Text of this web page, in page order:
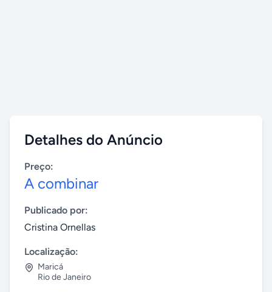
Detalhes do Anúncio
Preço:
A combinar
Publicado por:
Cristina Ornellas
Localização:
Maricá
Rio de Janeiro